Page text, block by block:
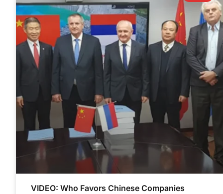
VIDEO: Who Favors Chinese Companies